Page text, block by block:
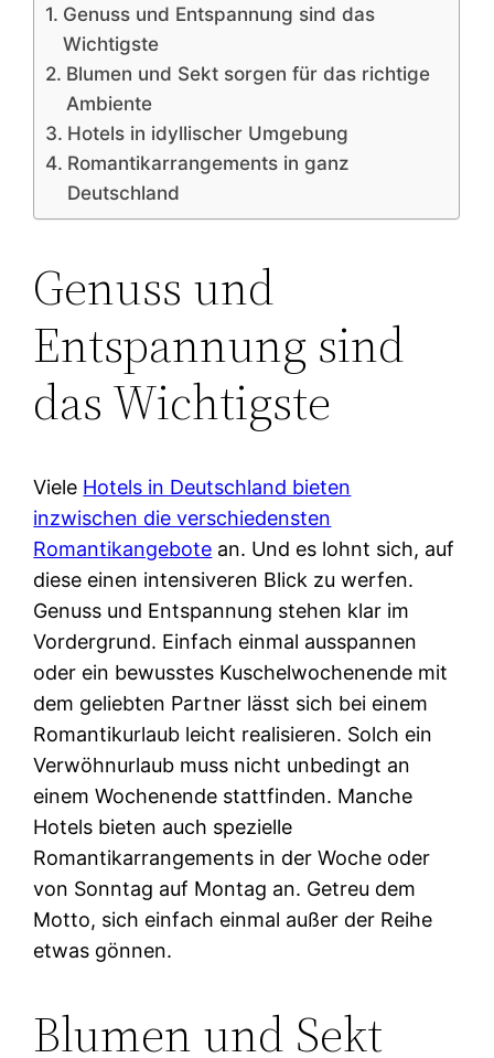
Genuss und Entspannung sind das
Wichtigste
Blumen und Sekt sorgen für das richtige
Ambiente
Hotels in idyllischer Umgebung
Romantikarrangements in ganz
Deutschland
Genuss und
Entspannung sind
das Wichtigste
Viele Hotels in Deutschland bieten
inzwischen die verschiedensten
Romantikangebote an. Und es lohnt sich, auf
diese einen intensiveren Blick zu werfen.
Genuss und Entspannung stehen klar im
Vordergrund. Einfach einmal ausspannen
oder ein bewusstes Kuschelwochenende mit
dem geliebten Partner lässt sich bei einem
Romantikurlaub leicht realisieren. Solch ein
Verwöhnurlaub muss nicht unbedingt an
einem Wochenende stattfinden. Manche
Hotels bieten auch spezielle
Romantikarrangements in der Woche oder
von Sonntag auf Montag an. Getreu dem
Motto, sich einfach einmal außer der Reihe
etwas gönnen.
Blumen und Sekt